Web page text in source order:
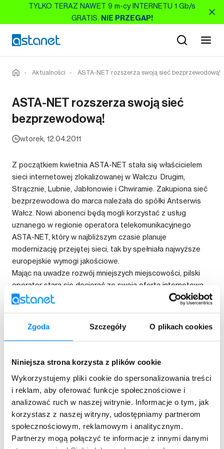
Zgoda Szczegóły O plikach cookies
Niniejsza strona korzysta z plików cookie
Wykorzystujemy pliki cookie do spersonalizowania treści
i reklam, aby oferować funkcje społecznościowe i
analizować ruch w naszej witrynie. Informacje o tym, jak
korzystasz z naszej witryny, udostępniamy partnerom
społecznościowym, reklamowym i analitycznym.
Partnerzy mogą połączyć te informacje z innymi danymi
TYLKO TERAZ NAWET 9 m-cy INTERNETU 1 Gb/s
GRATIS. NIE PRZEGAP!
- Aktualności - ASTA-NET rozszerza swoją sieć bezprzewodową!
ASTA-NET rozszerza swoją sieć
bezprzewodową!
wtorek, 12.04.2011
Z początkiem kwietnia ASTA-NET stała się właścicielem
sieci internetowej zlokalizowanej w Wałczu Drugim,
Strącznie, Lubnie, Jabłonowie i Chwiramie. Zakupiona sieć
bezprzewodowa do marca należała do spółki Antserwis
Wałcz. Nowi abonenci będą mogli korzystać z usług
uznanego w regionie operatora telekomunikacyjnego
ASTA-NET, który w najbliższym czasie planuje
modernizację przejętej sieci, tak by spełniała najwyższe
europejskie wymogi jakościowe.
Mając na uwadze rozwój mniejszych miejscowości, pilski
operator stara się docierać ze swoją ofertą internetową
do miejsc, w których jest ograniczony dostęp do Internetu.
Nowoczesna sieć bezprzewodowa, jaką ASTA-NET
łatwa do instalacji w porównaniu do tradycyjnych sieci
kablowych. Samo podłączenie i eksploatacja nie
przysparza jakichkolwiek problemów, a ponadto aktywacja
jest zupełnie darmowa.
Kopiuj link